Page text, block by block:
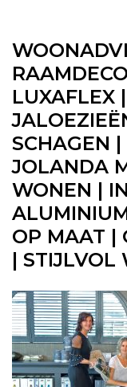
LUXAFLEX
SCHAGEN
JOLANDA
WONEN |
OP MAAT |
| STIJLVOL